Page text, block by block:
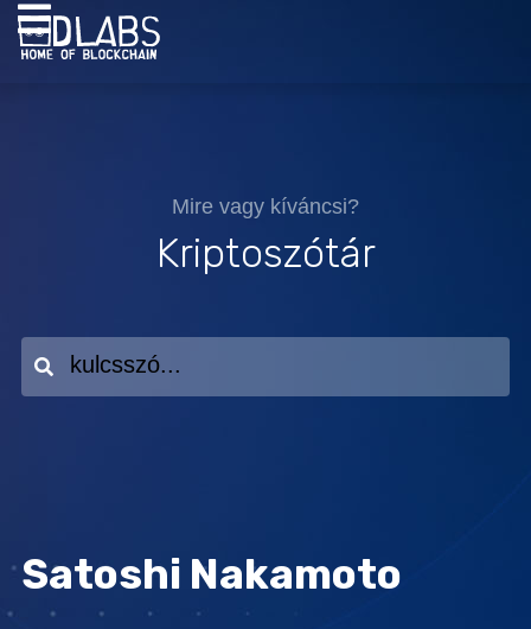
Mire vagy kíváncsi?
Kriptoszótár
Satoshi Nakamoto